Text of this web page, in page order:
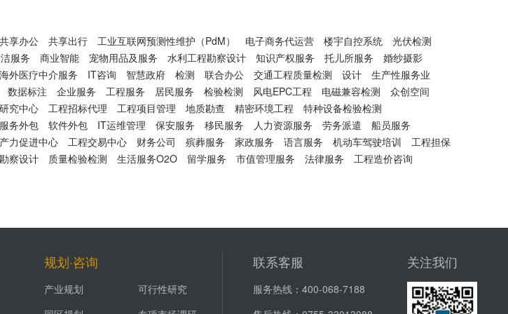
共享办公 共享出行 工业互联网预测性维护（PdM） 电子商务代运营 楼宇自控系统
光伏检测
服务 商业智能 宠物用品及服务 水利工程勘察设计 知识产权服务 托儿所服务
婚纱摄影
海外医疗中介服务 IT咨询 智慧政府 检测 联合办公 交通工程质量检测 设计
生产性服务业
数据标注 企业服务 工程服务 居民服务 检验检测 风电EPC工程 电磁兼容检测
众创空间
究中心 工程招标代理 工程项目管理 地质勘查 精密环境工程
特种设备检验检测
服务外包 软件外包 IT运维管理 保安服务 移民服务 人力资源服务 劳务派遣
船员服务
力促进中心 工程交易中心 财务公司 殡葬服务 家政服务 语言服务 机动车驾驶培训
工程担保
察设计 质量检验检测 生活服务O2O 留学服务 市值管理服务 法律服务
工程造价咨询
规划·咨询
产业规划
可行性研究
联系客服
服务热线： 400-068-7188
关注我们